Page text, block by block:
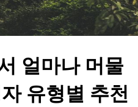
얼마나 머물
유형별 추천